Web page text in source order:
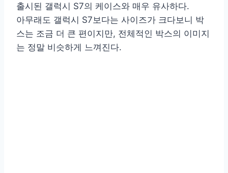
출시된 갤럭시 S7의 케이스와 매우 유사하다.
아무래도 갤럭시 S7보다는 사이즈가 크다보니 박
스는 조금 더 큰 편이지만, 전체적인 박스의 이미지
는 정말 비슷하게 느껴진다.